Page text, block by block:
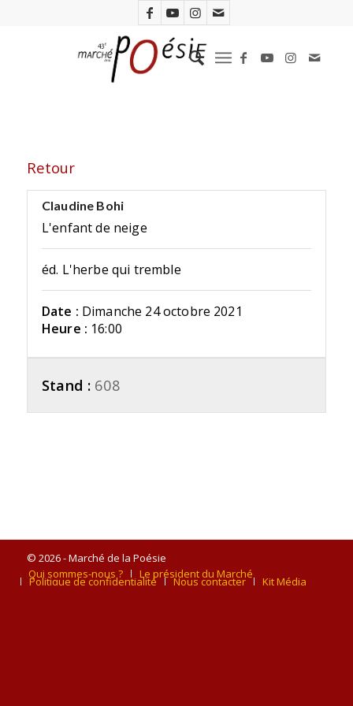
Retour
Claudine Bohi
L'enfant de neige
éd. L'herbe qui tremble
Date : Dimanche 24 octobre 2021
Heure : 16:00
Stand : 608
© 2026 - Marché de la Poésie
Qui sommes-nous ?
Le président du Marché
Politique de confidentialité Nous contacter Kit Média